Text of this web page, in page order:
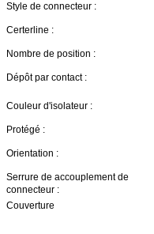
Style de connecteur :
Certerline :
Nombre de position :
Dépôt par contact :
Couleur d'isolateur :
Protégé :
Orientation :
Serrure de accouplement de
connecteur :
Couverture